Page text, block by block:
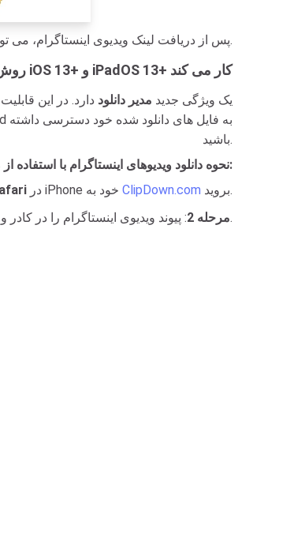
پس از دریافت لینک ویدیوی اینستاگرام، می توانید دستورالعمل ها را به یکی از دو روش زیر برای دانلود ویدیو در آیفون یا آی پد خود دنبال کنید.
روش 1: با iOS 13+ و iPadOS 13+ کار می کند
از نسخه‌های iOS 13 و iPadOS 13 و جدیدتر، Safari یک ویژگی جدید مدیر دانلود دارد. در این
باشید.
نحوه دانلود ویدیوهای اینستاگرام با استفاده از مرورگر سافاری:
ClipDown.com
بروید.
مرحله 2
: پیوند ویدیوی اینستاگرام را در را فشار دهید.